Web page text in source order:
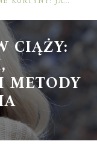
CIĄŻY: